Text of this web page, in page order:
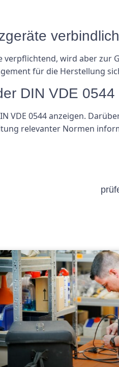
verpflichtend, wird aber zur
für die Herstellung
DIN VDE
VDE 0544 anzeigen.
relevanter Normen